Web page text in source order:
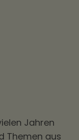
Jahren
Themen aus